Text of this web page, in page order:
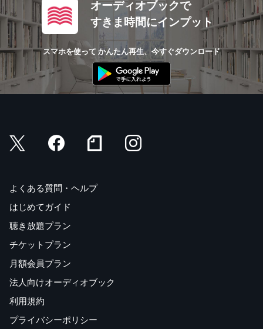
オーディオブックで
すきま時間にインプット
スマホを使って かんたん再生、今すぐダウンロード
よくある質問・ヘルプ
はじめてガイド
聴き放題プラン
チケットプラン
月額会員プラン
法人向けオーディオブック
利用規約
プライバシーポリシー